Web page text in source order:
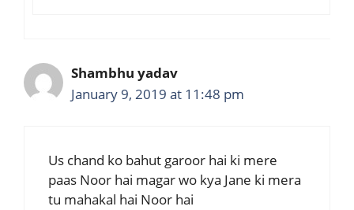
Shambhu yadav
January 9, 2019 at 11:48 pm
Us chand ko bahut garoor hai ki mere
paas Noor hai magar wo kya Jane ki mera
tu mahakal hai Noor hai